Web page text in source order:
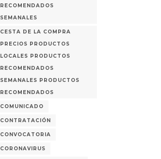
RECOMENDADOS
SEMANALES
CESTA DE LA COMPRA
PRECIOS PRODUCTOS
LOCALES PRODUCTOS
RECOMENDADOS
SEMANALES PRODUCTOS
RECOMENDADOS
COMUNICADO
CONTRATACIÓN
CONVOCATORIA
CORONAVIRUS